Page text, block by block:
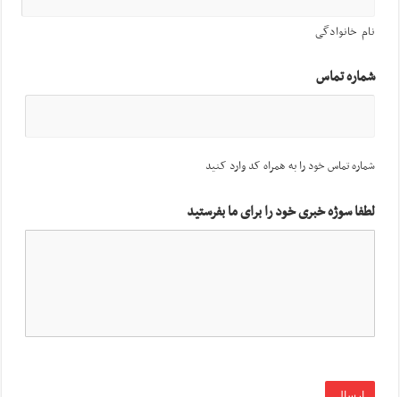
نام خانوادگی
شماره تماس
شماره تماس خود را به همراه کد وارد کنید
لطفا سوژه خبری خود را برای ما بفرستید